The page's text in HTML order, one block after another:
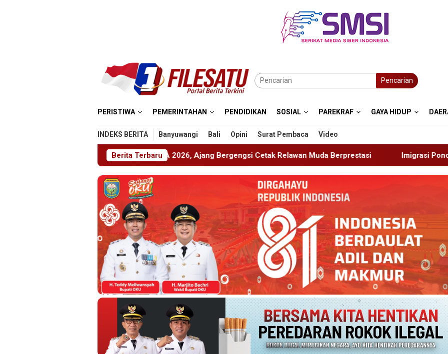
Pencarian
PERISTIWA PEMERINTAHAN PENDIDIKAN SOSIAL PAREKRAF GAYA HIDUP
INDEKS BERITA Banyuwangi Bali Opini Surat Pembaca Video
Berita Terbaru
Gelar ABHINAYA 2026, Ajang Bergengsi Cetak Relawan Muda Berprestasi Imigrasi Ponorogo Deportasi Satu WN